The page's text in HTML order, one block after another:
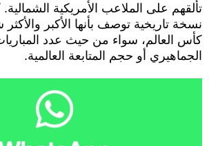
تألقهم على الملاعب الأمريكية الشمالية.
نسخة تاريخية توصف بأنها الأكبر
كأس العالم، سواء من حيث عدد
الجماهيري أو حجم المتابعة العالمية.